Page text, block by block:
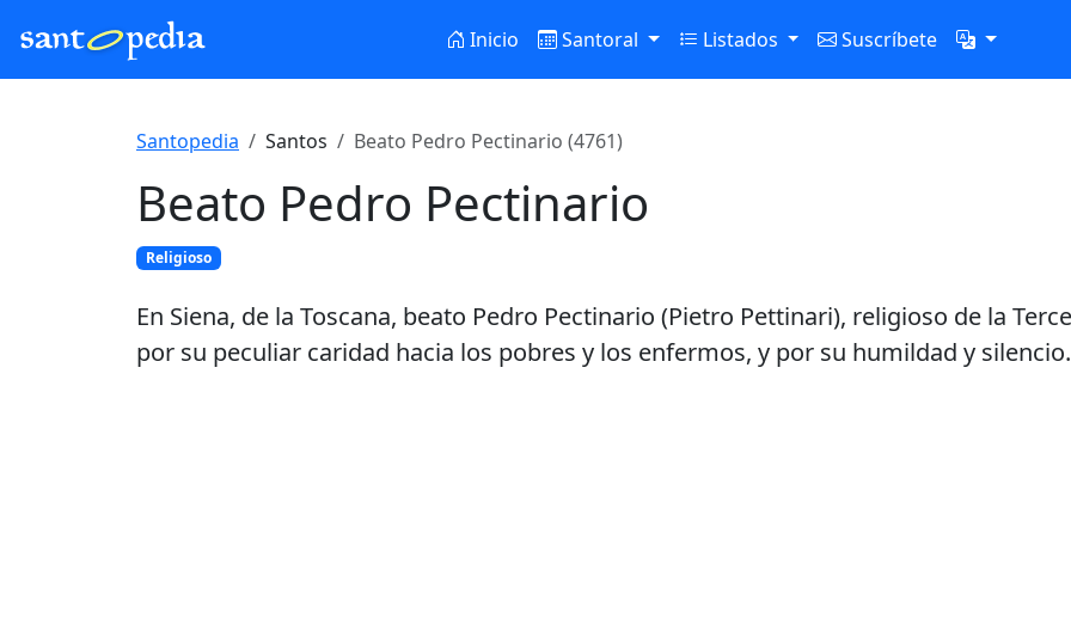
Inicio Santoral Listados Suscríbete
Santopedia Santos Beato Pedro Pectinario (4761)
Beato Pedro Pectinario
Religioso
En Siena, de la Toscana, beato Pedro Pectinario (Pietro Pettinari), religioso de la
por su peculiar caridad hacia los pobres y los enfermos, y por su humildad y silencio.